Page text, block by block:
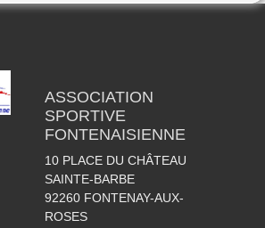
ASSOCIATION
SPORTIVE
FONTENAISIENNE
10 PLACE DU CHÂTEAU
SAINTE-BARBE
92260 FONTENAY-AUX-
ROSES